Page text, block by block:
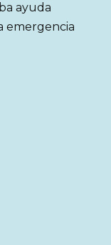
ayuda
emergencia